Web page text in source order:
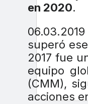
en 2020.
superó
2017 fue
equipo
(CMM),
acciones